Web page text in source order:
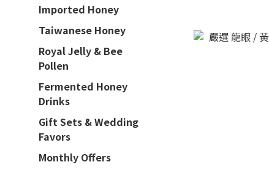
Imported Honey
Taiwanese Honey
Royal Jelly & Bee
Pollen
Fermented Honey
Drinks
Gift Sets & Wedding
Favors
Monthly Offers